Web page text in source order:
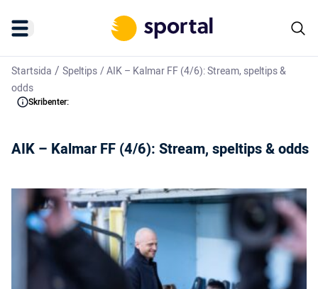
Startsida / Speltips/AIK – Kalmar FF (4/6): Stream, speltips &
odds
Skribenter:
AIK – Kalmar FF (4/6): Stream, speltips & odds